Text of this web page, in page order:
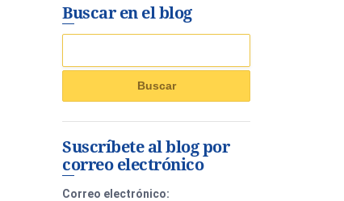
Buscar en el blog
Suscríbete al blog por
correo electrónico
Correo electrónico: